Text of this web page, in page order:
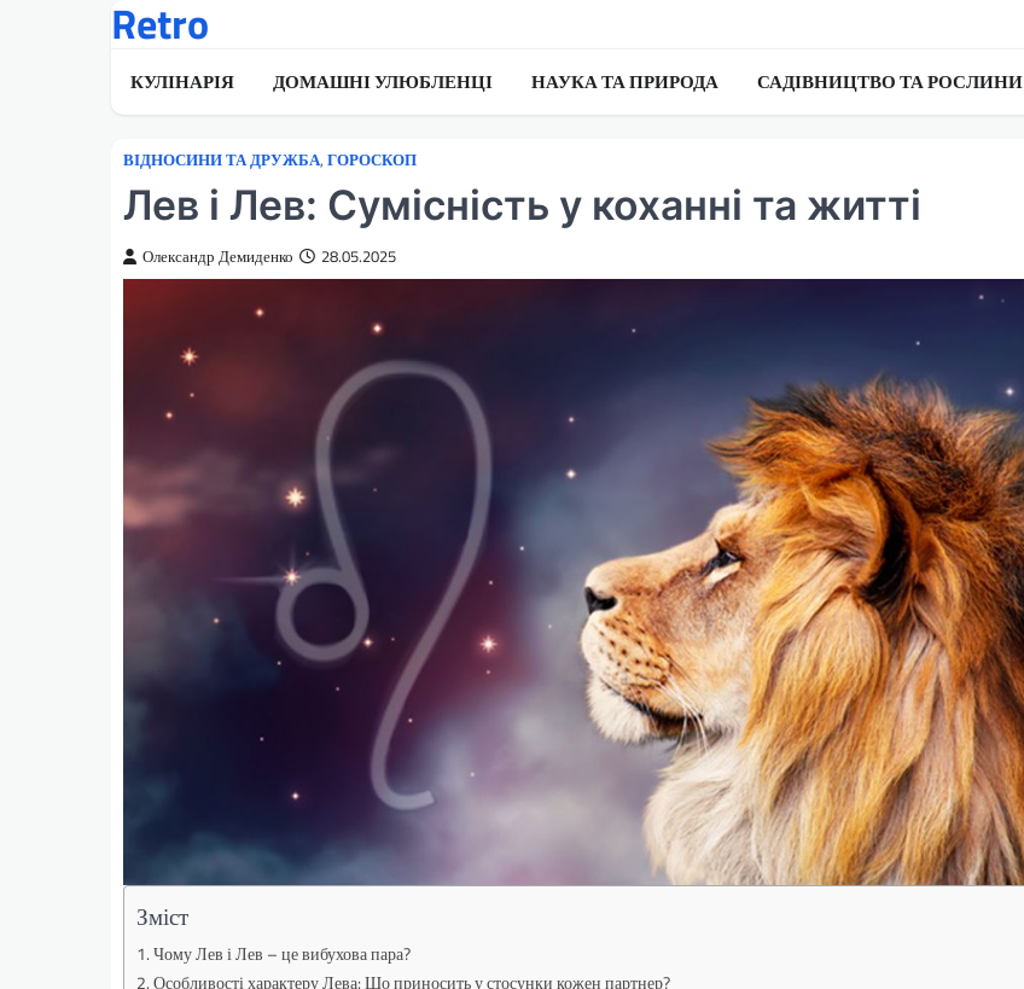
Retro
КУЛІНАРІЯ ДОМАШНІ УЛЮБЛЕНЦІ НАУКА ТА ПРИРОДА САДІВНИЦТВО ТА РОСЛИНИ
ВІДНОСИНИ ТА ДРУЖБА, ГОРОСКОП
Лев і Лев: Сумісність у коханні та житті
Олександр Демиденко 28.05.2025
Зміст
Чому Лев і Лев – це вибухова пара?
Особливості характеру Лева: Що приносить у стосунки кожен партнер?